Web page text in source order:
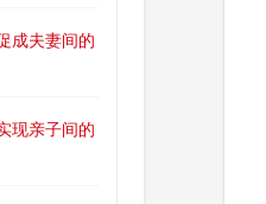
成夫妻间的
现亲子间的